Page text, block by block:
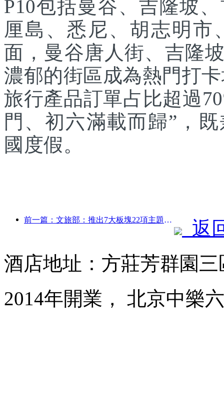
P10包括曼谷、吉隆坡
厘島、悉尼、胡志明市
面，曼谷唐人街、吉隆
濃郁的街區成為熱門打
旅行產品訂單占比超過
門、初六滿載而歸”，
國度假。
前一篇：文旅部：推出7大板塊22項主題活動
返
酒店地址：方莊芳群園
2014年開業， 北京中